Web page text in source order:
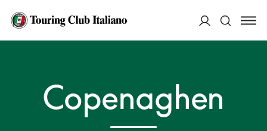
HOME
Copenaghen